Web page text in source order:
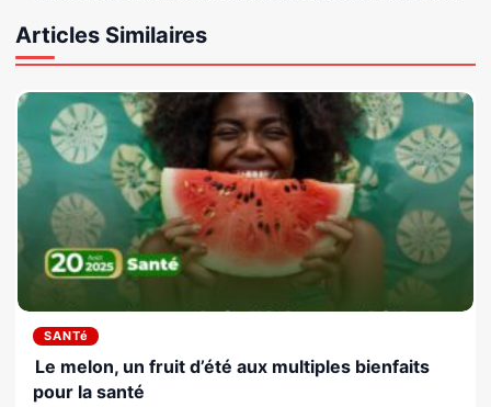
Articles Similaires
SANTé
Le melon, un fruit d’été aux multiples bienfaits
pour la santé